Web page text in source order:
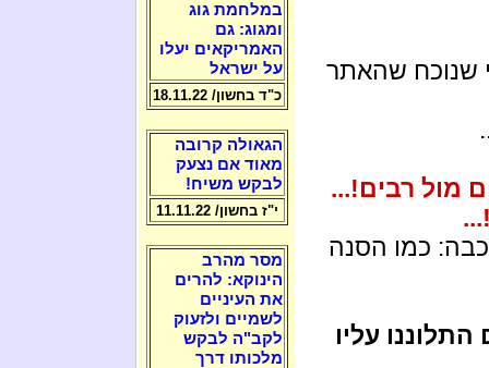
שנוכח שהאתר
מול רבים!...
כמו הסנה
עליו
במלחמת גוג
ומגוג: גם
האמריקאים יעלו
על ישראל
כ"ד בחשון/ 18.11.22
הגאולה קרובה
מאוד אם נצעק
לבקש משיח!
י"ז בחשון/ 11.11.22
מסר מהרב
הינוקא: להרים
את העיניים
לשמיים ולזעוק
לקב"ה לבקש
מלכותו דרך